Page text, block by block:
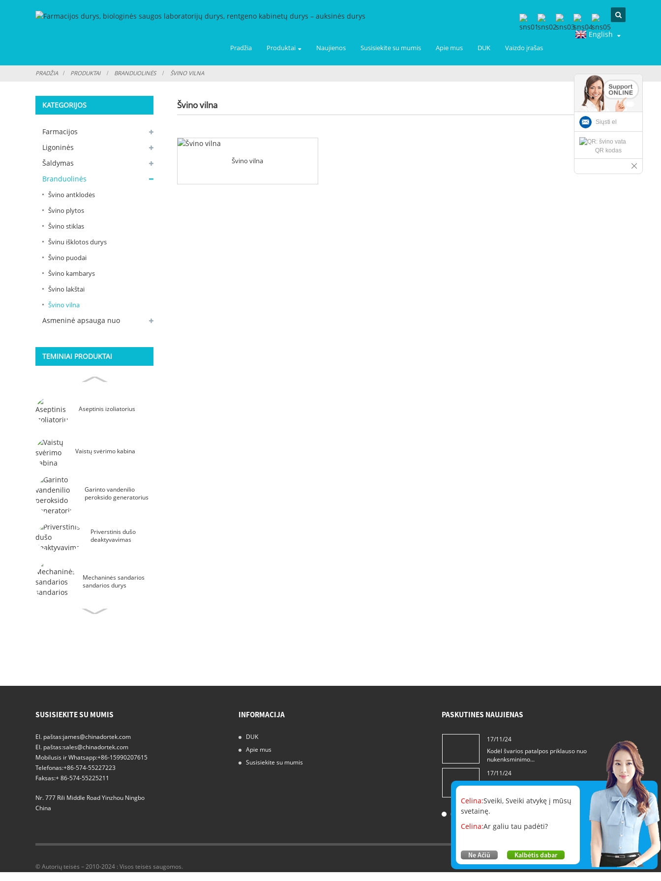
English
Pradžia Produktai Naujienos Susisiekite su mumis Apie mus DUK Vaizdo įrašas
PRADŽIA PRODUKTAI BRANDUOLINĖS ŠVINO VILNA
KATEGORIJOS
Farmacijos
Ligoninės
Šaldymas
Branduolinės
Švino antklodės
Švino plytos
Švino stiklas
Švinu išklotos durys
Švino puodai
Švino kambarys
Švino lakštai
Švino vilna
Asmeninė apsauga nuo
TEMINIAI PRODUKTAI
Aseptinis izoliatorius
Vaistų svėrimo kabina
Garinto vandenilio
peroksido generatorius
Priverstinis dušo
deaktyvavimas
Mechaninės sandarios
sandarios durys
rentgeno kambario
Aukštos kokybės
automatinės stumdomos
hermetiškos durys
automatinės stumdomos
ekranuotos automatinės
MRI DURYS
Švino vilna
Švino vilna
SUSISIEKITE SU MUMIS
El. paštas:james@chinadortek.com
El. paštas:sales@chinadortek.com
Mobilusis ir Whatsapp:+86-15990207615
Telefonas:+86-574-55227223
Faksas:+ 86-574-55225211
Nr. 777 Rili Middle Road Yinzhou Ningbo
China
INFORMACIJA
DUK
Apie mus
Susisiekite su mumis
PASKUTINES NAUJIENAS
17/11/24
Kodėl švarios patalpos priklauso nuo
nukenksminimo...
17/11/24
Kaip išsirinkti geriausią nukenksminimo
© Autorių teisės – 2010-2024 : Visos teisės saugomos.
Celina:Sveiki, Sveiki atvykę į mūsų
svetainę.
Celina:Ar galiu tau padėti?
Ne Ačiū Kalbėtis dabar
Siųsti el
QR kodas